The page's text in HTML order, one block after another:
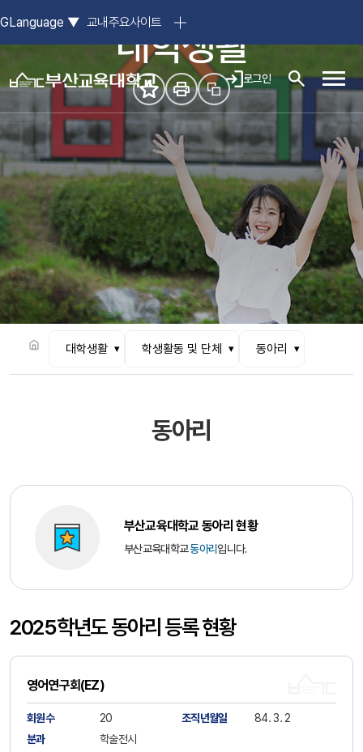
GLanguage ▼ 교내주요사이트
로그인 모바
대학생활
대학생활 학생활동 및 단체 동아리
동아리
부산교육대학교 동아리 현황
부산교육대학교동아리입니다.
2025학년도 동아리 등록 현황
영어연구회(EZ)
회원수 20 조직년월일
84. 3. 2
분과
학술전시